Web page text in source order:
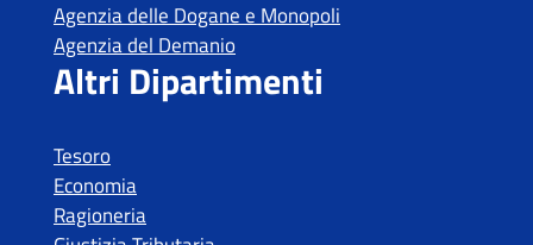
Tesoro
Economia
Ragioneria